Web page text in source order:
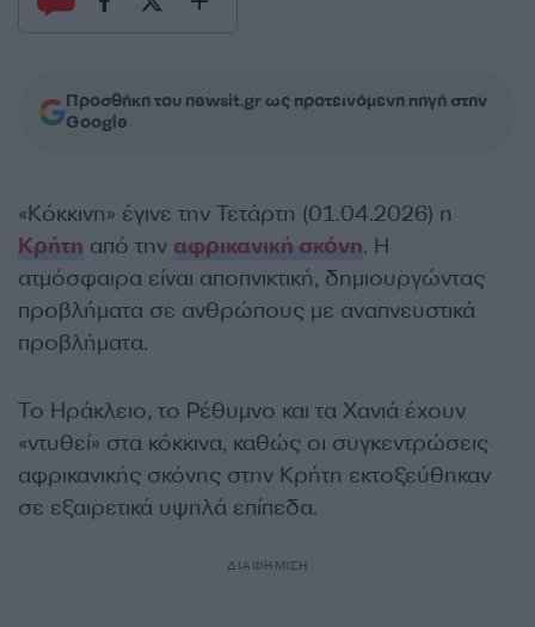
Προσθήκη του newsit.gr ως προτεινόμενη πηγή στην
Google
«Κόκκινη» έγινε την Τετάρτη (01.04.2026) η
Κρήτη από την αφρικανική σκόνη. Η
ατμόσφαιρα είναι αποπνικτική, δημιουργώντας
προβλήματα σε ανθρώπους με αναπνευστικά
προβλήματα.
Το Ηράκλειο, το Ρέθυμνο και τα Χανιά έχουν
«ντυθεί» στα κόκκινα, καθώς οι συγκεντρώσεις
αφρικανικής σκόνης στην Κρήτη εκτοξεύθηκαν
σε εξαιρετικά υψηλά επίπεδα.
ΔΙΑΦΗΜΙΣΗ